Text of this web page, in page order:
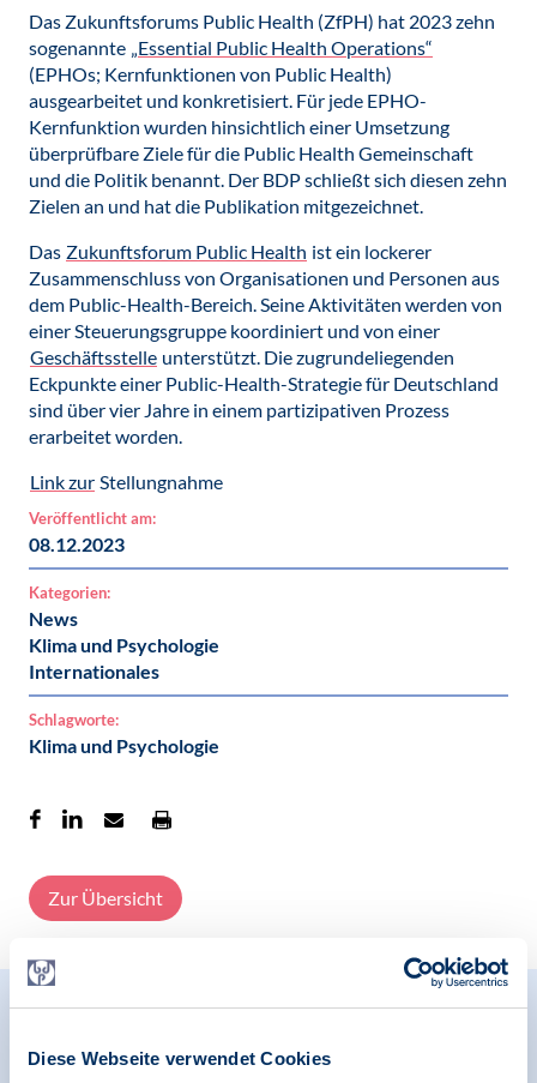
Diese Webseite verwendet Cookies
Das Zukunftsforums Public Health (ZfPH) hat 2023 zehn
sogenannte „Essential Public Health Operations“
(EPHOs; Kernfunktionen von Public Health)
ausgearbeitet und konkretisiert. Für jede EPHO-
Kernfunktion wurden hinsichtlich einer Umsetzung
überprüfbare Ziele für die Public Health Gemeinschaft
und die Politik benannt. Der BDP schließt sich diesen zehn
Zielen an und hat die Publikation mitgezeichnet.
Das Zukunftsforum Public Health ist ein lockerer
Zusammenschluss von Organisationen und Personen aus
dem Public-Health-Bereich. Seine Aktivitäten werden von
einer Steuerungsgruppe koordiniert und von einer
Geschäftsstelle unterstützt. Die zugrundeliegenden
Eckpunkte einer Public-Health-Strategie für Deutschland
sind über vier Jahre in einem partizipativen Prozess
erarbeitet worden.
Link zur Stellungnahme
Veröffentlicht am:
08.12.2023
Kategorien:
News
Klima und Psychologie
Internationales
Schlagworte:
Klima und Psychologie
Zur Übersicht